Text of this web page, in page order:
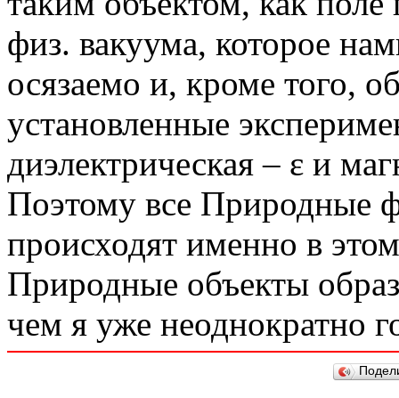
физ. вакуума, которое
осязаемо и, кроме того,
установленные
диэлектрическая – ε и
Поэтому все Природные
происходят именно в
Природные объекты
чем я уже неоднократно